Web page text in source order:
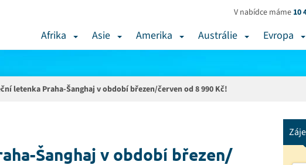
V nabídce máme 10
Afrika Asie Amerika Austrálie Evropa
letenka Praha-Šanghaj v období březen/červen od 8 990 Kč!
Šanghaj v období březen/